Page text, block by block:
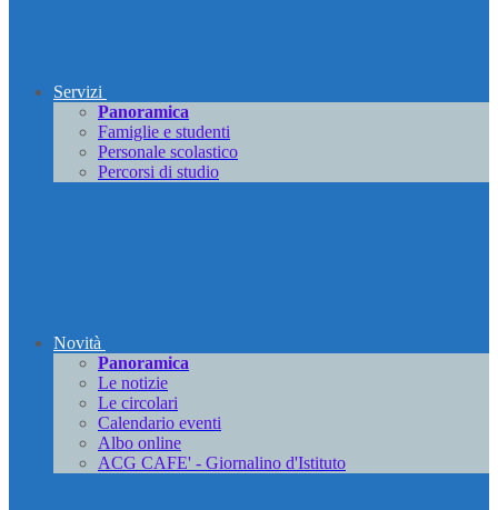
Servizi
Panoramica
Famiglie e studenti
Personale scolastico
Percorsi di studio
Novità
Panoramica
Le notizie
Le circolari
Calendario eventi
Albo online
ACG CAFE' - Giornalino d'Istituto